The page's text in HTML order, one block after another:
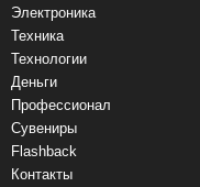
Электроника
Техника
Технологии
Деньги
Профессионал
Сувениры
Flashback
Контакты